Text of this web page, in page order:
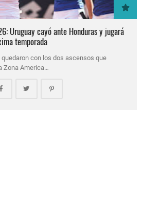
Uruguay cayó ante Honduras y jugará
temporada
quedaron con los dos ascensos que
Zona America…